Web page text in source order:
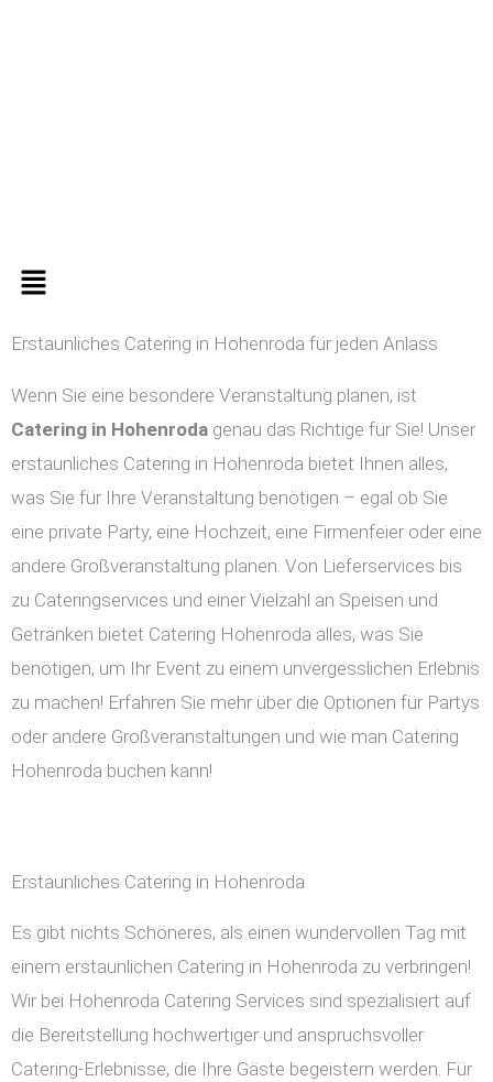
Menü
Erstaunliches Catering in Hohenroda für jeden Anlass
Wenn Sie eine besondere Veranstaltung planen, ist
Catering in Hohenroda genau das Richtige für Sie! Unser
erstaunliches Catering in Hohenroda bietet Ihnen alles,
was Sie für Ihre Veranstaltung benötigen – egal ob Sie
eine private Party, eine Hochzeit, eine Firmenfeier oder eine
andere Großveranstaltung planen. Von Lieferservices bis
zu Cateringservices und einer Vielzahl an Speisen und
Getränken bietet Catering Hohenroda alles, was Sie
benötigen, um Ihr Event zu einem unvergesslichen Erlebnis
zu machen! Erfahren Sie mehr über die Optionen für Partys
oder andere Großveranstaltungen und wie man Catering
Hohenroda buchen kann!
Erstaunliches Catering in Hohenroda
Es gibt nichts Schöneres, als einen wundervollen Tag mit
einem erstaunlichen Catering in Hohenroda zu verbringen!
Wir bei Hohenroda Catering Services sind spezialisiert auf
die Bereitstellung hochwertiger und anspruchsvoller
Catering-Erlebnisse, die Ihre Gäste begeistern werden. Für